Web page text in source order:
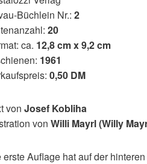
Büchlein Nr.: 2
20
ca. 12,8 cm x 9,2 cm
1961
0,50 DM
von Josef Kobliha
von Willi Mayrl (Willy
erste Auflage hat auf der